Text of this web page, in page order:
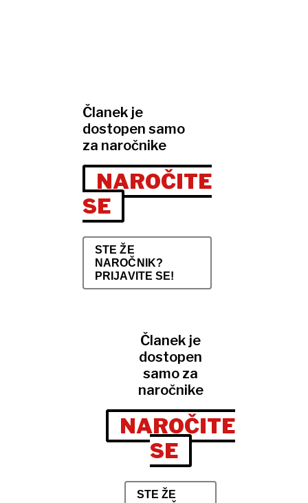
Članek je
dostopen samo
za naročnike
NAROČITE
SE
STE ŽE
NAROČNIK?
PRIJAVITE SE!
Članek je
dostopen
samo za
naročnike
NAROČITE
SE
STE ŽE